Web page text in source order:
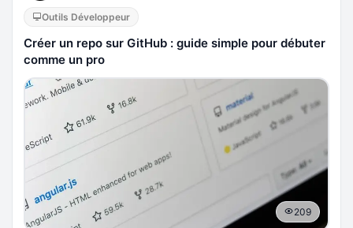
Outils Développeur
Créer un repo sur GitHub : guide simple pour débuter
comme un pro
209